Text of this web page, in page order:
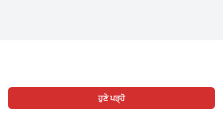
ਹੁਣੇ ਪੜ੍ਹੋ
ਹੋਮ ਸ਼੍ਰੇਣੀ ਲਿਖੋ ਸਾਈਨ ਇਨ